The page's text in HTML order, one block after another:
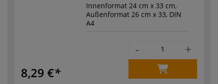
Innenformat 24 cm x 33 cm,
Außenformat 26 cm x 33, DIN
A4
8,29 €
- +